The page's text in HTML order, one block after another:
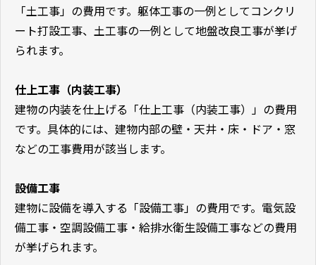
「土工事」の費用です。躯体工事の一例としてコンクリ
ート打設工事、土工事の一例として地盤改良工事が挙げ
られます。
仕上工事（内装工事）
建物の内装を仕上げる「仕上工事（内装工事）」の費用
です。具体的には、建物内部の壁・天井・床・ドア・窓
などの工事費用が該当します。
設備工事
建物に設備を導入する「設備工事」の費用です。電気設
備工事・空調設備工事・給排水衛生設備工事などの費用
が挙げられます。